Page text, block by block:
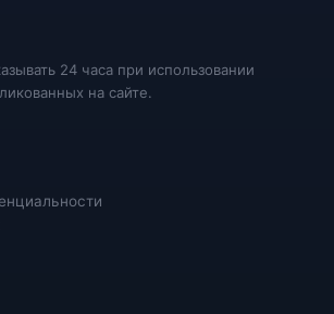
24 часа при использовании
на сайте.